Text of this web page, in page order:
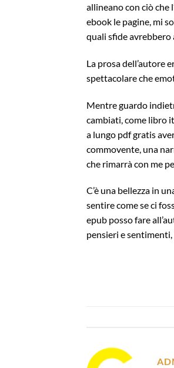
allineano con ciò che
ebook le pagine, mi
quali sfide
La prosa dell’autore
spettacolare che
Mentre guardo
cambiati, come libro
a lungo pdf gratis
commovente, una
che rimarrà con me
C’è una bellezza in
sentire come se ci
epub posso fare
pensieri e